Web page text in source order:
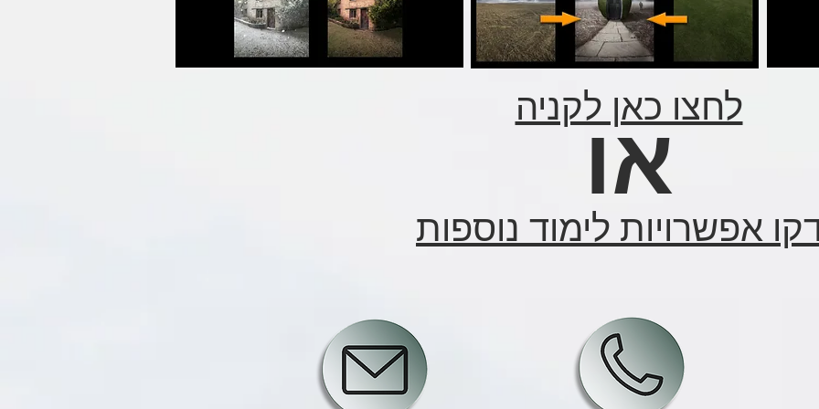
אפשרויות לימוד נוספות
לחצו כאן לקניה
או